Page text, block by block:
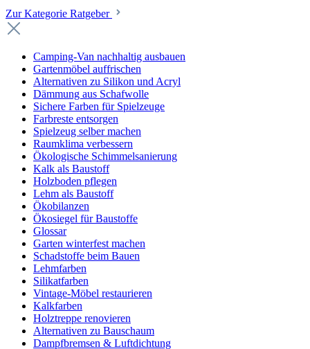
Zur Kategorie Ratgeber
Camping-Van nachhaltig ausbauen
Gartenmöbel auffrischen
Alternativen zu Silikon und Acryl
Dämmung aus Schafwolle
Sichere Farben für Spielzeuge
Farbreste entsorgen
Spielzeug selber machen
Raumklima verbessern
Ökologische Schimmelsanierung
Kalk als Baustoff
Holzboden pflegen
Lehm als Baustoff
Ökobilanzen
Ökosiegel für Baustoffe
Glossar
Garten winterfest machen
Schadstoffe beim Bauen
Lehmfarben
Silikatfarben
Vintage-Möbel restaurieren
Kalkfarben
Holztreppe renovieren
Alternativen zu Bauschaum
Dampfbremsen & Luftdichtung